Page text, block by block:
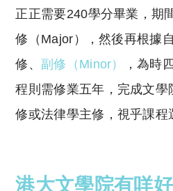
正正需要240學分畢業，期
修（Major），然後再根據
修、 副修（Minor）
，為時
程則需修業五年，完成文
修或法律學主修，視乎課程
港大文學院有咩